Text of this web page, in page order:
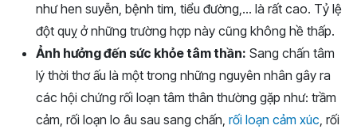
như hen suyễn, bệnh tim, tiểu đường,… là rất cao. Tỷ lệ
đột quỵ ở những trường hợp này cũng không hề thấp.
Ảnh hưởng đến sức khỏe tâm thần: Sang chấn tâm
lý thời thơ ấu là một trong những nguyên nhân gây ra
các hội chứng rối loạn tâm thân thường gặp như: trầm
cảm, rối loạn lo âu sau sang chấn, rối loạn cảm xúc, rối